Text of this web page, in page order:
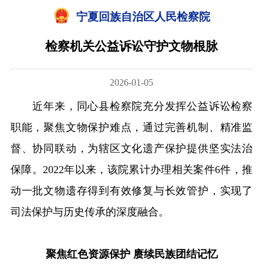
宁夏回族自治区人民检察院
检察机关公益诉讼守护文物根脉
2026-01-05
近年来，同心县检察院充分发挥公益诉讼检察
职能，聚焦文物保护难点，通过完善机制、精准监
督、协同联动，为辖区文化遗产保护提供坚实法治
保障。2022年以来，该院累计办理相关案件6件，推
动一批文物遗存得到有效修复与长效管护，实现了
司法保护与历史传承的深度融合。
聚焦红色资源保护 赓续民族团结记忆